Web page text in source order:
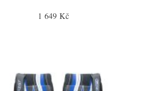
1 649 Kč